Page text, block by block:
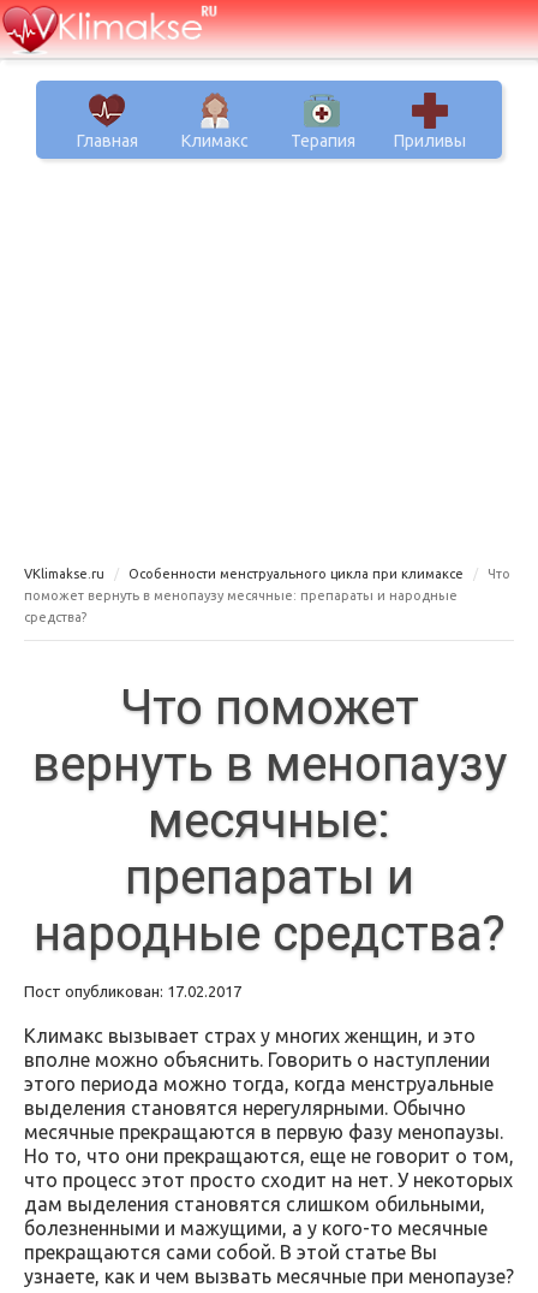
Главная Климакс Терапия Приливы
VKlimakse.ru Особенности менструального цикла при климаксе
Что
поможет вернуть в менопаузу месячные: препараты и народные
средства?
Что поможет
вернуть в менопаузу
месячные:
препараты и
народные средства?
Пост опубликован: 17.02.2017
Климакс вызывает страх у многих женщин, и это
вполне можно объяснить. Говорить о наступлении
этого периода можно тогда, когда менструальные
выделения становятся нерегулярными. Обычно
месячные прекращаются в первую фазу менопаузы.
Но то, что они прекращаются, еще не говорит о том,
что процесс этот просто сходит на нет. У некоторых
дам выделения становятся слишком обильными,
болезненными и мажущими, а у кого-то месячные
прекращаются сами собой. В этой статье Вы
узнаете, как и чем вызвать месячные при менопаузе?